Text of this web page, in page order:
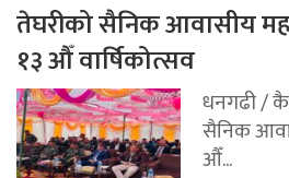
तेघरीको सैनिक आवासीय
१३ औँ वार्षिकोत्सव
धनगढी /
सैनिक
औँ...